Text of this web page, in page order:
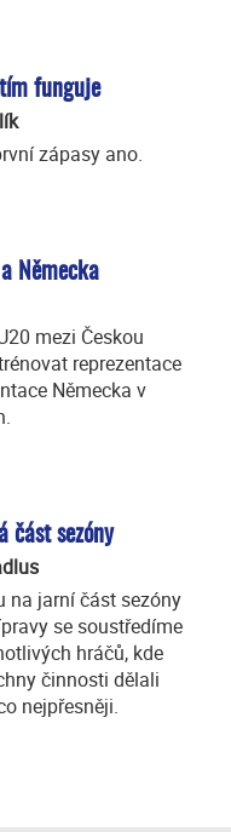
funguje
zápasy ano.
Německa
mezi Českou
reprezentace
Německa v
část sezóny
na jarní část sezóny
se soustředíme
hráčů, kde
činnosti dělali
nejpřesněji.